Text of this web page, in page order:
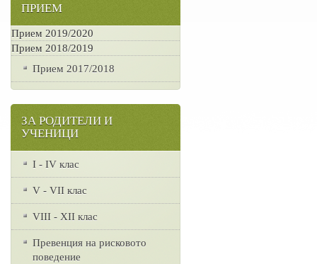
ПРИЕМ
Прием 2019/2020
Прием 2018/2019
Прием 2017/2018
ЗА РОДИТЕЛИ И
УЧЕНИЦИ
I - IV клас
V - VII клас
VІІІ - ХІІ клас
Превенция на рисковото
поведение